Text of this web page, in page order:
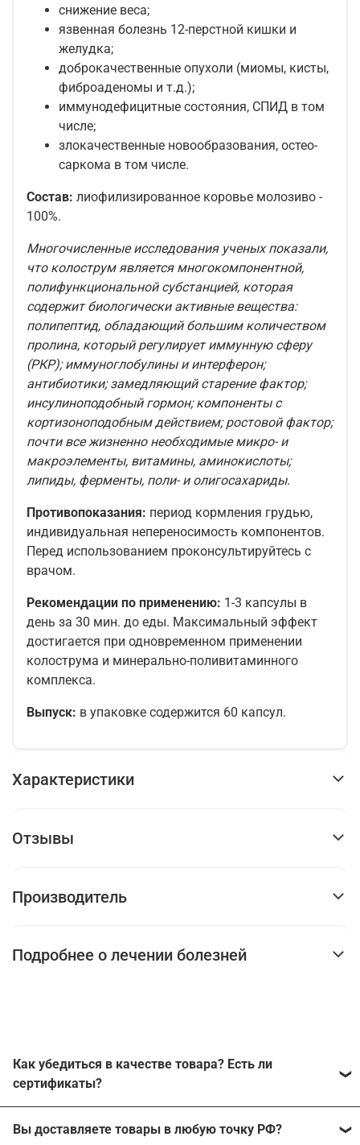
снижение веса;
язвенная болезнь 12-перстной кишки и
желудка;
доброкачественные опухоли (миомы, кисты,
фиброаденомы и т.д.);
иммунодефицитные состояния, СПИД в том
числе;
злокачественные новообразования, остео-
саркома в том числе.
Состав: лиофилизированное коровье молозиво -
100%.
Многочисленные исследования ученых показали,
что колострум является многокомпонентной,
полифункциональной субстанцией, которая
содержит биологически активные вещества:
полипептид, обладающий большим количеством
пролина, который регулирует иммунную сферу
(РКР); иммуноглобулины и интерферон;
антибиотики; замедляющий старение фактор;
инсулиноподобный гормон; компоненты с
кортизоноподобным действием; ростовой фактор;
почти все жизненно необходимые микро- и
макроэлементы, витамины, аминокислоты;
липиды, ферменты, поли- и олигосахариды.
Противопоказания: период кормления грудью,
индивидуальная непереносимость компонентов.
Перед использованием проконсультируйтесь с
врачом.
Рекомендации по применению: 1-3 капсулы в
день за 30 мин. до еды. Максимальный эффект
достигается при одновременном применении
колострума и минерально-поливитаминного
комплекса.
Выпуск: в упаковке содержится 60 капсул.
Характеристики
Отзывы
Производитель
Подробнее о лечении болезней
Как убедиться в качестве товара? Есть ли
сертификаты?
без каких-либо посредников. Каждый из
Вы доставляете товары в любую точку РФ?